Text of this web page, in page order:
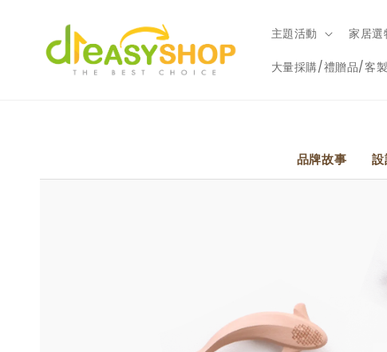
主題活動 家居選
大量採購/禮贈品/客
品牌故事